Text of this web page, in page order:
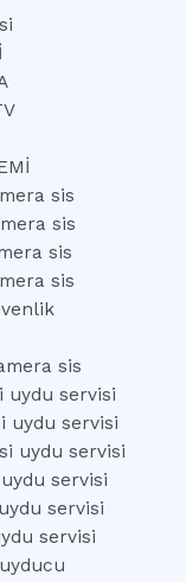
sis
sis
sis
sis
sis
uydu servisi
uydu servisi
uydu servisi
servisi
servisi
servisi